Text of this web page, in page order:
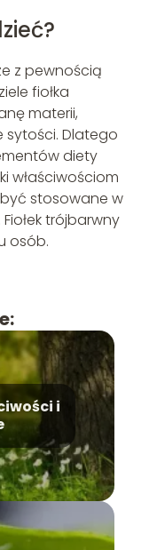
z pewnością
fiołka
materii,
Dlatego
diety
właściwościom
stosowane w
trójbarwny
osób.
i